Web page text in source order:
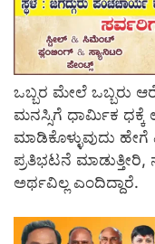
ಒಬ್ಬರ ಮೇಲೆ ಒಬ್ಬರು
ಮನಸ್ಸಿಗೆ ಧಾರ್ಮಿಕ ಧಕ್ಕೆ
ಮಾಡಿಕೊಳ್ಳುವುದು
ಪ್ರತಿಭಟನೆ
ಅರ್ಥವಿಲ್ಲ ಎಂದಿದ್ದಾರೆ.